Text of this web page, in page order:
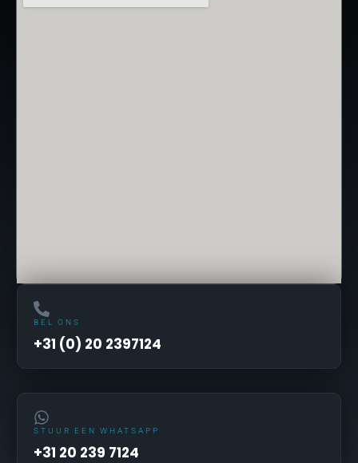
BEL ONS
+31 (0) 20 2397124
STUUR EEN WHATSAPP
+31 20 239 7124